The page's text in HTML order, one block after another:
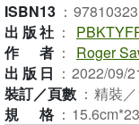
ISBN13 ：
出版社 ：
作者 ：
Roger
出版日 ： 2022/09/
裝訂／頁數 ： 精裝
規格 ：